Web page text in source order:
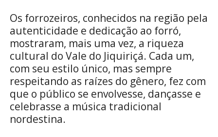
Os forrozeiros, conhecidos na região pela
autenticidade e dedicação ao forró,
mostraram, mais uma vez, a riqueza
cultural do Vale do Jiquiriçá. Cada um,
com seu estilo único, mas sempre
respeitando as raízes do gênero, fez com
que o público se envolvesse, dançasse e
celebrasse a música tradicional
nordestina.